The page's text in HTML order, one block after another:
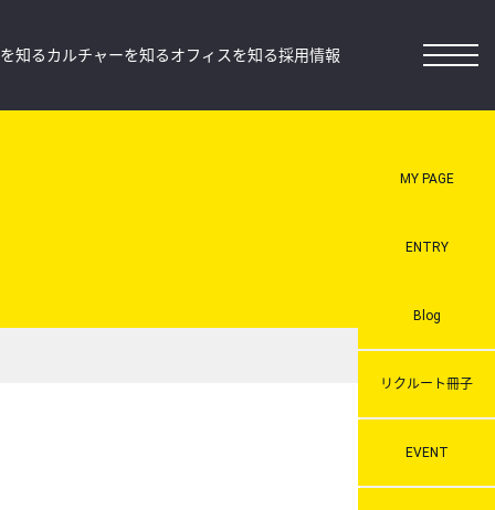
知るカルチャーを知るオフィスを知る採用情報
MY PAGE
ENTRY
Blog
リクルート冊子
EVENT